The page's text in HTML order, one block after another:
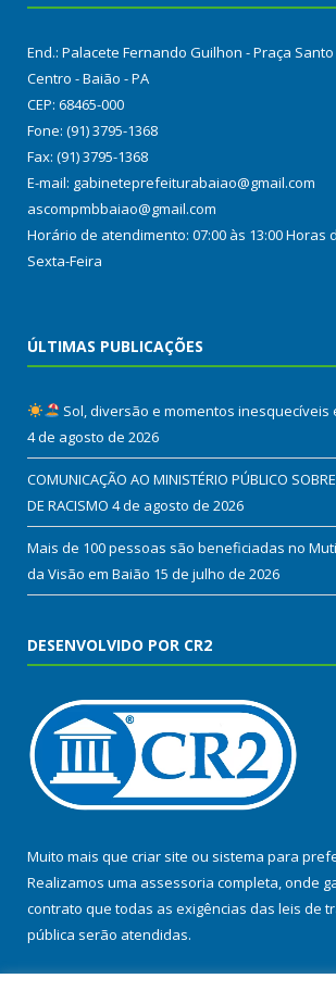
End.: Palacete Fernando Guilhon - Praça
Centro - Baião - PA
CEP: 68465-000
Fone: (91) 3795-1368
Fax: (91) 3795-1368
E-mail: gabineteprefeiturabaiao@gmail.com
ascompmbbaiao@gmail.com
Horário de atendimento: 07:00 às 13:00 Horas
Sexta-Feira
ÚLTIMAS PUBLICAÇÕES
Sol, diversão e momentos inesquecíveis
4 de agosto de 2026
COMUNICAÇÃO AO MINISTÉRIO PÚBLICO
DE RACISMO 4 de agosto de 2026
Mais de 100 pessoas são beneficiadas no
da Visão em Baião 15 de julho de 2026
DESENVOLVIDO POR CR2
Muito mais que criar site ou sistema para
Realizamos uma assessoria completa, onde
contrato que todas as exigências das leis de
pública serão atendidas.